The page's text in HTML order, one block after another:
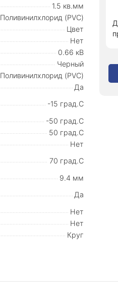
1.5 кв.мм
Поливинилхлорид (PVC)
Цвет
Нет
0.66 кВ
Черный
Поливинилхлорид (PVC)
Да
-15 град.C
-50 град.C
50 град.C
Нет
70 град.C
9.4 мм
Да
Нет
Нет
Круг